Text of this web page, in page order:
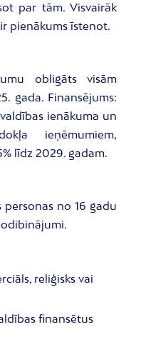
par tām. Visvairāk
pienākums īstenot.
obligāts visām
gada. Finansējums:
ienākuma un
ieņēmumiem,
līdz 2029. gadam.
personas no 16 gadu
reliģisks vai
finansētus